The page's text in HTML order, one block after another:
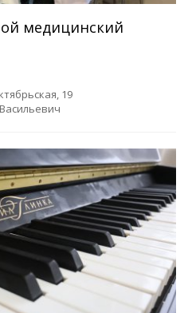
медицинский
19